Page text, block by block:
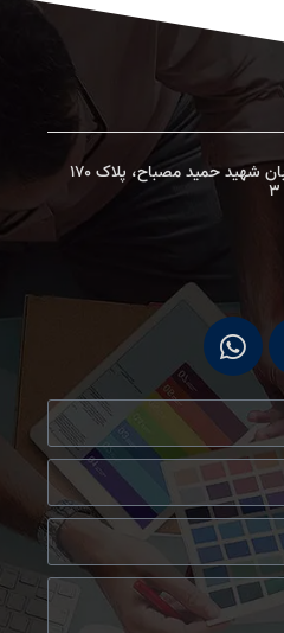
خیابان سعدی شمالی، خیابان شهید حمید مصباح، پلاک ۱۷۰